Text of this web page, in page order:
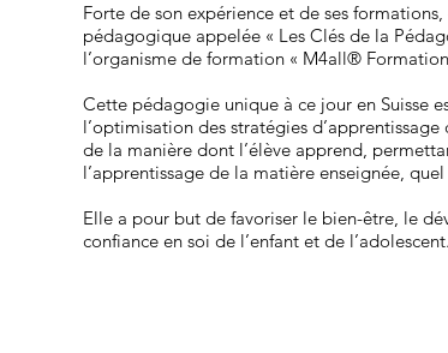
Forte de son expérience et de ses
pédagogique appelée « Les Clés de la
l’organisme de formation « M4all®
Cette pédagogie unique à ce jour en Suisse
l’optimisation des stratégies
de la manière dont l’élève apprend,
l’apprentissage de la matière enseignée,
Elle a pour but de favoriser le bien-être, le
confiance en soi de l’enfant et de l’adolescent.